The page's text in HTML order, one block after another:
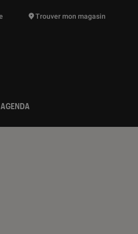
vont vous être proposées
Trouver mon magasin
AGENDA